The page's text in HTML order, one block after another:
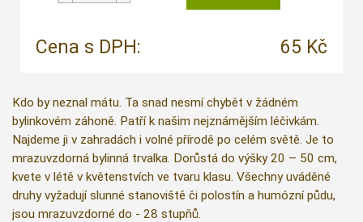
Cena s DPH: 65 Kč
Kdo by neznal mátu. Ta snad nesmí chybět v žádném
bylinkovém záhoně. Patří k našim nejznámějším léčivkám.
Najdeme ji v zahradách i volné přírodě po celém světě. Je to
mrazuvzdorná bylinná trvalka. Dorůstá do výšky 20 – 50 cm,
kvete v létě v květenstvích ve tvaru klasu. Všechny uváděné
druhy vyžadují slunné stanoviště či polostín a humózní půdu,
jsou mrazuvzdorné do - 28 stupňů.